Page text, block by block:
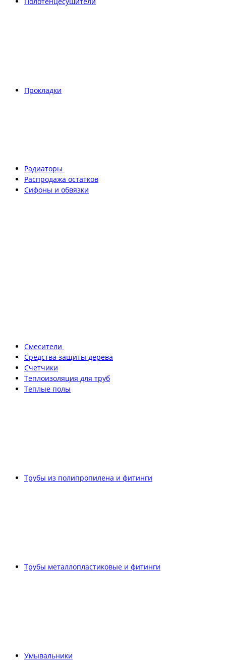
Прокладки
Радиаторы
Распродажа остатков
Сифоны и обвязки
Смесители
Средства защиты дерева
Счетчики
Теплоизоляция для труб
Теплые полы
Трубы из полипропилена и фитинги
Трубы металлопластиковые и фитинги
Умывальники